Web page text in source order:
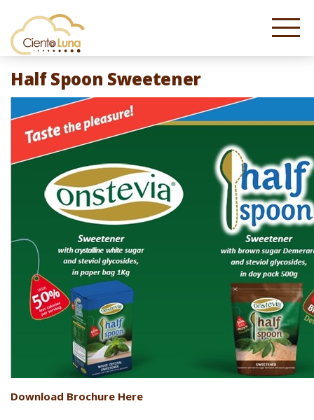
Half Spoon Sweetener
Download Brochure Here